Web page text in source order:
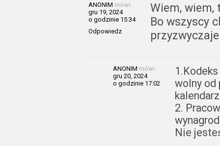
ANONIM mówi:
gru 19, 2024
o godzinie 15:34
Odpowiedz
Wiem,
Bo wszyscy
ANONIM mówi:
gru 20, 2024
o godzinie 17:02
wolny od
2.
Nie